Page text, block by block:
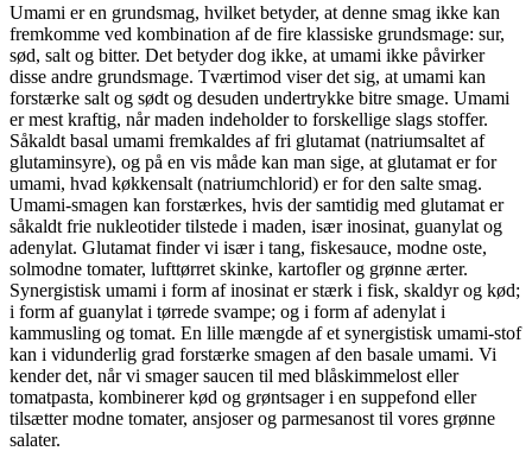
Umami er en grundsmag, hvilket betyder, at denne smag ikke kan
fremkomme ved kombination af de fire klassiske grundsmage: sur,
sød, salt og bitter. Det betyder dog ikke, at umami ikke påvirker
disse andre grundsmage. Tværtimod viser det sig, at umami kan
forstærke salt og sødt og desuden undertrykke bitre smage. Umami
er mest kraftig, når maden indeholder to forskellige slags stoffer.
Såkaldt basal umami fremkaldes af fri glutamat (natriumsaltet af
glutaminsyre), og på en vis måde kan man sige, at glutamat er for
umami, hvad køkkensalt (natriumchlorid) er for den salte smag.
Umami-smagen kan forstærkes, hvis der samtidig med glutamat er
såkaldt frie nukleotider tilstede i maden, især inosinat, guanylat og
adenylat. Glutamat finder vi især i tang, fiskesauce, modne oste,
solmodne tomater, lufttørret skinke, kartofler og grønne ærter.
Synergistisk umami i form af inosinat er stærk i fisk, skaldyr og kød;
i form af guanylat i tørrede svampe; og i form af adenylat i
kammusling og tomat. En lille mængde af et synergistisk umami-stof
kan i vidunderlig grad forstærke smagen af den basale umami. Vi
kender det, når vi smager saucen til med blåskimmelost eller
tomatpasta, kombinerer kød og grøntsager i en suppefond eller
tilsætter modne tomater, ansjoser og parmesanost til vores grønne
salater.